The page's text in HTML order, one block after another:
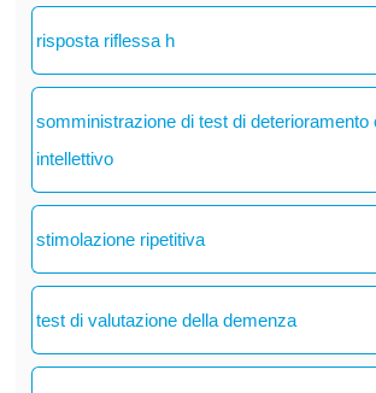
risposta riflessa h
somministrazione di test di deterioramento
intellettivo
stimolazione ripetitiva
test di valutazione della demenza